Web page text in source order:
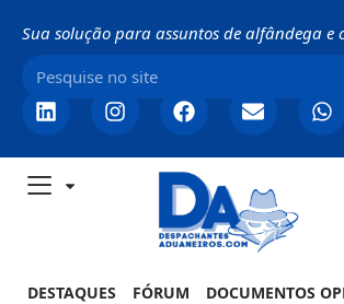
Sua solução para assuntos de alfândega e
DESTAQUES FÓRUM
DOCUMENTOS